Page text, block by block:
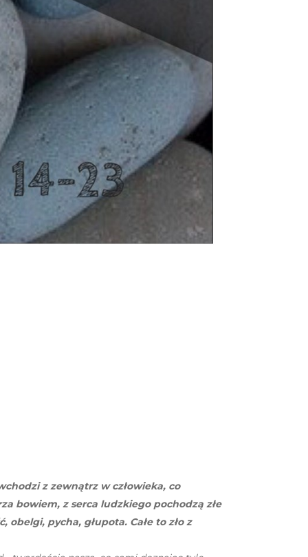
z zewnątrz w człowieka, co
bowiem, z serca ludzkiego pochodzą złe
pycha, głupota. Całe to zło z